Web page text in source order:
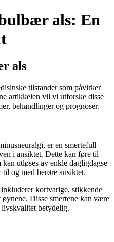
als: En
als
tilstander som påvirker
artikkelen vil vi utforske disse
behandlinger og prognoser.
er en smertefull
i ansiktet. Dette kan føre til
utløses av enkle dagligdagse
og med berøre ansiktet.
kortvarige, stikkende
Disse smertene kan være
betydelig.